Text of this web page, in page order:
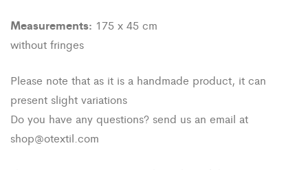
Measurements: 175 x 45 cm
without fringes
Please note that as it is a handmade product, it can
present slight variations
Do you have any questions? send us an email at
shop@otextil.com